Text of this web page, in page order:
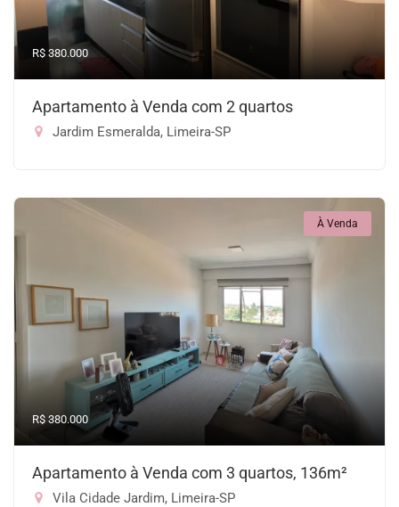
R$ 380.000
Apartamento à Venda com 2 quartos
Jardim Esmeralda, Limeira-SP
À Venda
R$ 380.000
Apartamento à Venda com 3 quartos, 136m²
Vila Cidade Jardim, Limeira-SP